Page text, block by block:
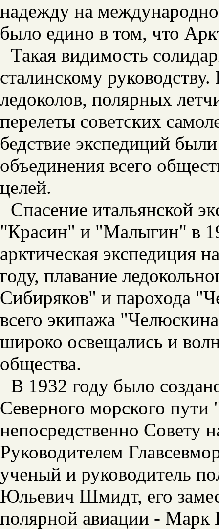
надежду на
было едино в том, что
Такая видимость
сталинскому
ледоколов, полярных
перелеты советских
бедствие экспедиций
объединения всего
целей.
Спасение итальянской
"Красин" и "Малыгин" в
арктическая экспедиция
году, плавание
Сибиряков" и парохода
всего экипажа
широко освещались и
общества.
В 1932 году было
Северного морского
непосредственно Совету
Руководителем
ученый и руководитель
Юльевич Шмидт, его
полярной авиации - Марк